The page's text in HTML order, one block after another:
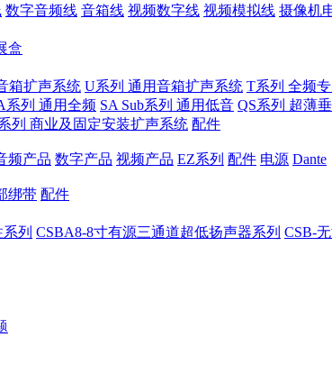
数字音频线 音箱线 视频数字线 视频模拟线 摄像机
盒
箱扩声系统 U系列 通用音箱扩声系统 T系列 全频
系列 通用全频 SA Sub系列 通用低音 QS系列 超薄
列 商业及固定安装扩声系统 配件
频产品 数字产品 视频产品 EZ系列 配件 电源 Dante
绑带 配件
列 CSBA8-8寸有源三通道超低扬声器系列 CSB-